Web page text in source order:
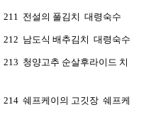
211 전설의 풀김치 대령숙수
212 남도식 배추김치 대령숙수
213 청양고추 순살후라이드 치
214 쉐프케이의 고깃장 쉐프케